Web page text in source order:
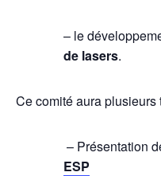
– le
de lasers.
Ce comité aura plusieurs
– Présentation
ESP